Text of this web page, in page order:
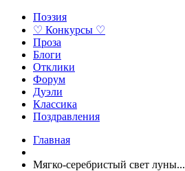
Поэзия
♡ Конкурсы ♡
Проза
Блоги
Отклики
Форум
Дуэли
Классика
Поздравления
Главная
Мягко-серебристый свет луны...